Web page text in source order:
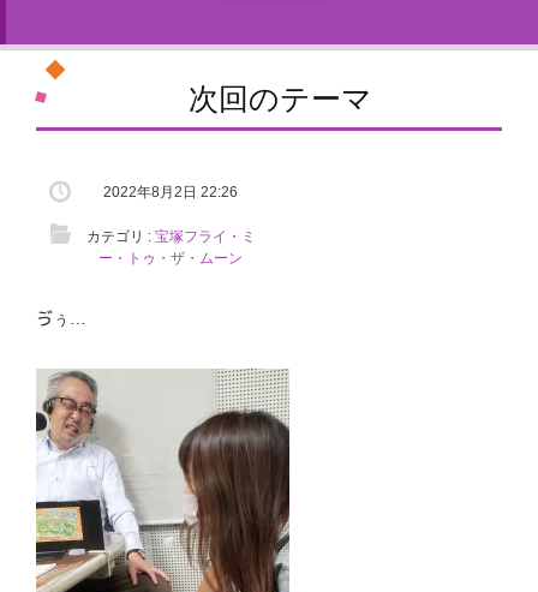
次回のテーマ
2022年8月2日 22:26
カテゴリ : 宝塚フライ・ミ
ー・トゥ・ザ・ムーン
ゔぅ…